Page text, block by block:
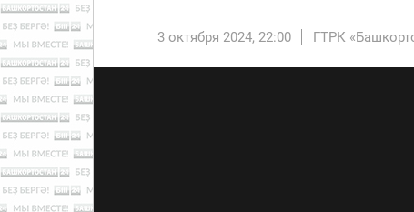
3 октября 2024, 22:00 ГТРК